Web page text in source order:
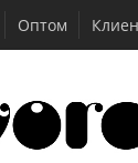
Оптом